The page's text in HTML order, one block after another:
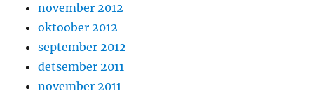
november 2012
oktoober 2012
september 2012
detsember 2011
november 2011